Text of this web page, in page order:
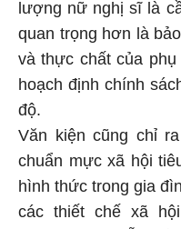
lượng nữ nghị sĩ là
quan trọng hơn là
và thực chất của
hoạch định chính
độ.
Văn kiện cũng chỉ
chuẩn mực xã hội
hình thức trong gia
các thiết chế xã